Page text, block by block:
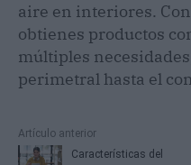
aire en interiores.
obtienes productos
múltiples
perimetral hasta el
Artículo anterior
Características del